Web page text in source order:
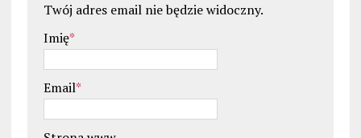
Twój adres email nie będzie widoczny.
Imię*
Email*